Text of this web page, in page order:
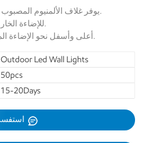
يوفر غلاف الألمنيوم المصبوب بالقالب تبديدًا حراريًا ممتازًا.
هيكل مقاوم للماء IP65 للإضاءة الخارجية.
أعلى وأسفل نحو الإضاءة المثالية لإضاءة جدران المباني.
Outdoor Led Wall Lights
50pcs
15-20Days